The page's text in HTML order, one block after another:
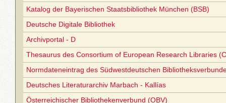
Katalog der Bayerischen Staatsbibliothek München (BSB)
Deutsche Digitale Bibliothek
Archivportal - D
Thesaurus des Consortium of European Research Libraries
Normdateneintrag des Südwestdeutschen
Deutsches Literaturarchiv Marbach - Kallías
Österreichischer Bibliothekenverbund (OBV)